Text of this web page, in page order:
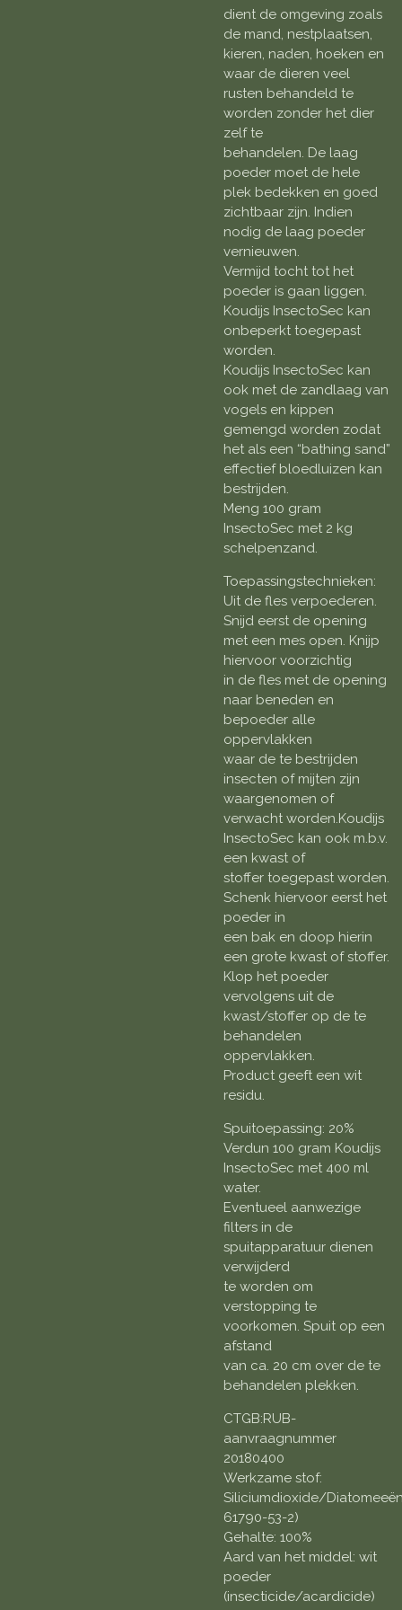
dient de omgeving zoals
de mand, nestplaatsen,
kieren, naden, hoeken en
waar de dieren veel
rusten behandeld te
worden zonder het dier
zelf te
behandelen. De laag
poeder moet de hele
plek bedekken en goed
zichtbaar zijn. Indien
nodig de laag poeder
vernieuwen.
Vermijd tocht tot het
poeder is gaan liggen.
Koudijs InsectoSec kan
onbeperkt toegepast
worden.
Koudijs InsectoSec kan
ook met de zandlaag van
vogels en kippen
gemengd worden zodat
het als een “bathing sand”
effectief bloedluizen kan
bestrijden.
Meng 100 gram
InsectoSec met 2 kg
schelpenzand.
Toepassingstechnieken:
Uit de fles verpoederen.
Snijd eerst de opening
met een mes open. Knijp
hiervoor voorzichtig
in de fles met de opening
naar beneden en
bepoeder alle
oppervlakken
waar de te bestrijden
insecten of mijten zijn
waargenomen of
verwacht worden.Koudijs
InsectoSec kan ook m.b.v.
een kwast of
stoffer toegepast worden.
Schenk hiervoor eerst het
poeder in
een bak en doop hierin
een grote kwast of stoffer.
Klop het poeder
vervolgens uit de
kwast/stoffer op de te
behandelen
oppervlakken.
Product geeft een wit
residu.
Spuitoepassing: 20%
Verdun 100 gram Koudijs
InsectoSec met 400 ml
water.
Eventueel aanwezige
filters in de
spuitapparatuur dienen
verwijderd
te worden om
verstopping te
voorkomen. Spuit op een
afstand
van ca. 20 cm over de te
behandelen plekken.
CTGB:RUB-
aanvraagnummer
20180400
Werkzame stof:
Siliciumdioxide/
61790-53-2)
Gehalte: 100%
Aard van het middel: wit
poeder
(insecticide/acardicide)